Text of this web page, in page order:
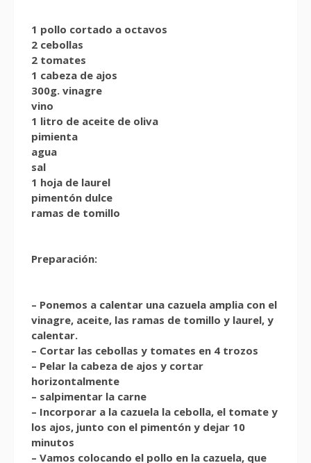
1 pollo cortado a octavos
2 cebollas
2 tomates
1 cabeza de ajos
300g. vinagre
vino
1 litro de aceite de oliva
pimienta
agua
sal
1 hoja de laurel
pimentón dulce
ramas de tomillo
Preparación:
– Ponemos a calentar una cazuela amplia con el
vinagre, aceite, las ramas de tomillo y laurel, y
calentar.
– Cortar las cebollas y tomates en 4 trozos
– Pelar la cabeza de ajos y cortar
horizontalmente
– salpimentar la carne
– Incorporar a la cazuela la cebolla, el tomate y
los ajos, junto con el pimentón y dejar 10
minutos
– Vamos colocando el pollo en la cazuela, que